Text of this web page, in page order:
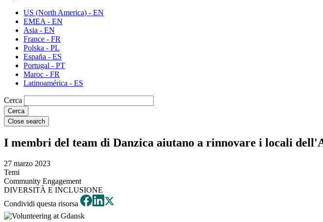
US (North America) - EN
EMEA - EN
Asia - EN
France - FR
Polska - PL
España - ES
Portugal - PT
Maroc - FR
Latinoamérica - ES
Cerca
Close search
I membri del team di Danzica aiutano a rinnovare i locali
27 marzo 2023
Temi
Community Engagement
DIVERSITÀ E INCLUSIONE
Condividi questa risorsa